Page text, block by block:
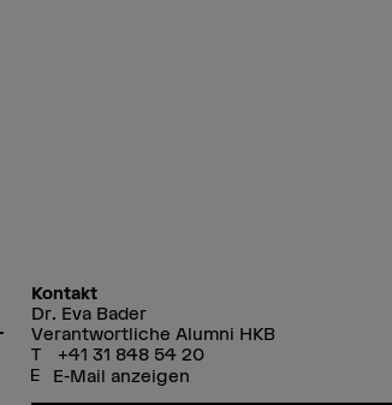
Kontakt
Dr. Eva Bader
Verantwortliche Alumni HKB
+41 31 848 54 20
E-Mail anzeigen